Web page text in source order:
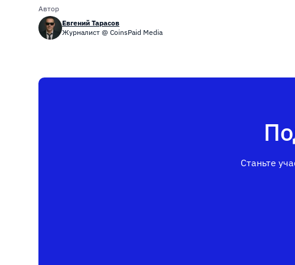
Автор
Евгений Тарасов
Журналист @ CoinsPaid Media
Станьте